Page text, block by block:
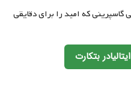
گاسپرینی که امید را برای دقایقی
بتکارت